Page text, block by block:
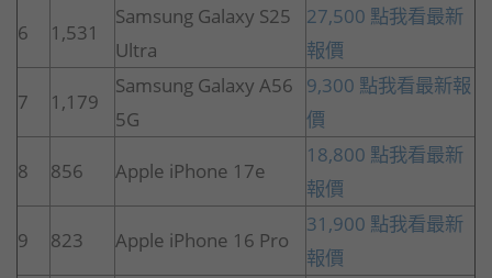
6
1,531
Samsung Galaxy S25
Ultra
27,500 點我看最新
報價
7
1,179
Samsung Galaxy A56
5G
9,300 點我看最新報
價
8
856 Apple iPhone 17e
18,800 點我看最新
報價
9
823 Apple iPhone 16 Pro
31,900 點我看最新
報價